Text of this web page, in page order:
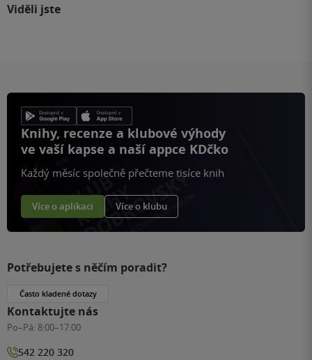
Viděli jste
Knihy, recenze a klubové výhody
ve vaší kapse a naší appce KDčko
Každý měsíc společně přečteme tisíce knih
Více o aplikaci Více o klubu
Potřebujete s něčím poradit?
Často kladené dotazy
Kontaktujte nás
Po–Pá: 8:00–17:00
542 220 320